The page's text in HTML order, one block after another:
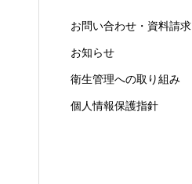
お問い合わせ・資料請求
お知らせ
衛生管理への取り組み
個人情報保護指針